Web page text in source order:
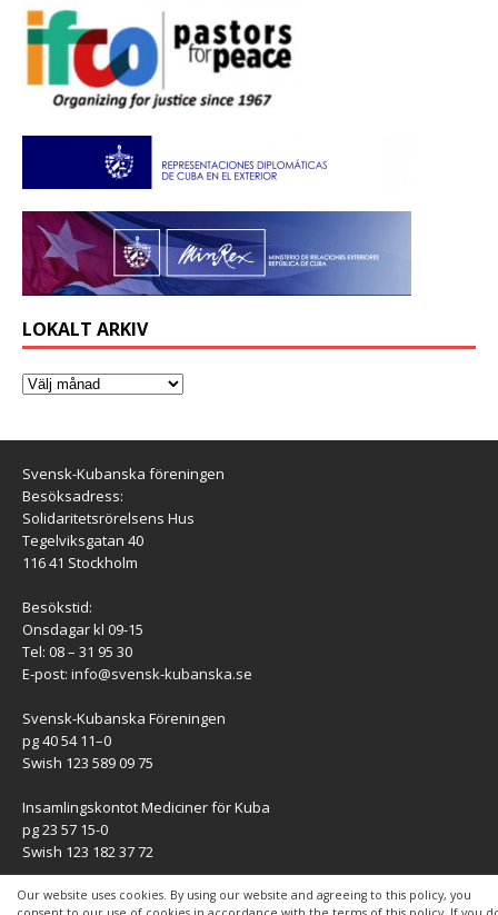
Our website uses cookies. By using our website and agreeing to this policy, you
LOKALT ARKIV
Svensk-Kubanska föreningen
Besöksadress:
Solidaritetsrörelsens Hus
Tegelviksgatan 40
116 41 Stockholm
Besökstid:
Onsdagar kl 09-15
Tel: 08 – 31 95 30
E-post: info@svensk-kubanska.se
Svensk-Kubanska Föreningen
pg 40 54 11–0
Swish 123 589 09 75
Insamlingskontot Mediciner för Kuba
pg 23 57 15-0
Swish 123 182 37 72
KONTAKT